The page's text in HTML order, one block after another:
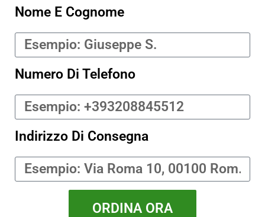
Nome E Cognome
Numero Di Telefono
Indirizzo Di Consegna
ORDINA ORA